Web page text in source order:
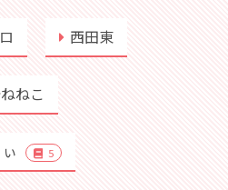
西田東
ねこ
5